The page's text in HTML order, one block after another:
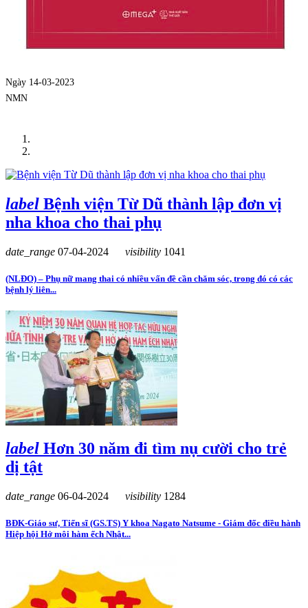
Ngày 14-03-2023
NMN
label Bệnh viện Từ Dũ thành lập đơn vị
nha khoa cho thai phụ
date_range 07-04-2024 visibility 1041
(NLĐO) – Phụ nữ mang thai có nhiều vấn đề cần chăm sóc, trong đó có các
bệnh lý liên...
label Hơn 30 năm đi tìm nụ cười cho trẻ
dị tật
date_range 06-04-2024 visibility 1284
BĐK-Giáo sư, Tiến sĩ (GS.TS) Y khoa Nagato Natsume - Giám đốc điều hành
Hiệp hội Hở môi hàm ếch Nhật...